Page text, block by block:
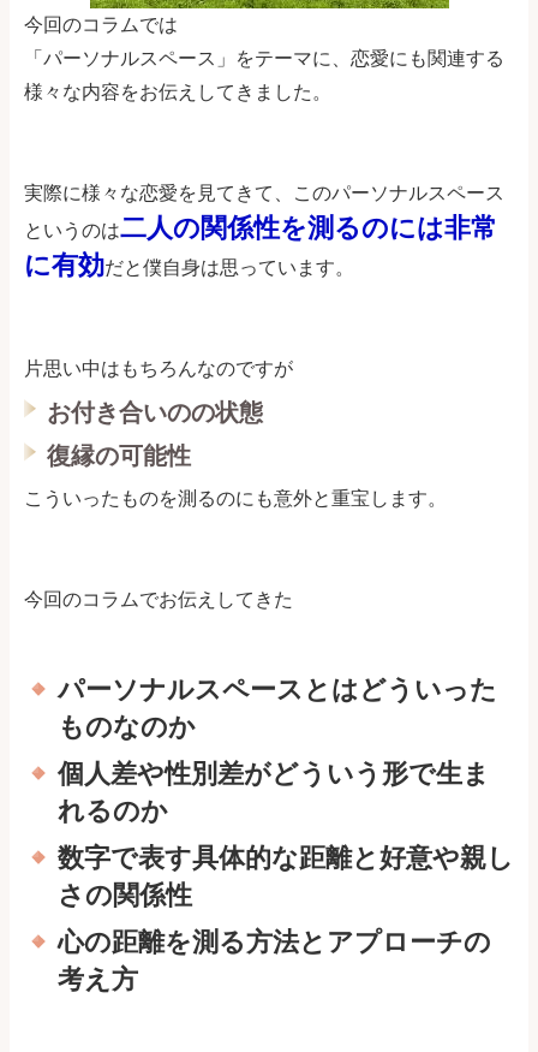
今回のコラムでは
「パーソナルスペース」をテーマに、恋愛にも関連する
様々な内容をお伝えしてきました。
実際に様々な恋愛を見てきて、このパーソナルスペース
というのは二人の関係性を測るのには非常
に有効だと僕自身は思っています。
片思い中はもちろんなのですが
お付き合いのの状態
復縁の可能性
こういったものを測るのにも意外と重宝します。
今回のコラムでお伝えしてきた
パーソナルスペースとはどういった
ものなのか
個人差や性別差がどういう形で生ま
れるのか
数字で表す具体的な距離と好意や親し
さの関係性
心の距離を測る方法とアプローチの
考え方